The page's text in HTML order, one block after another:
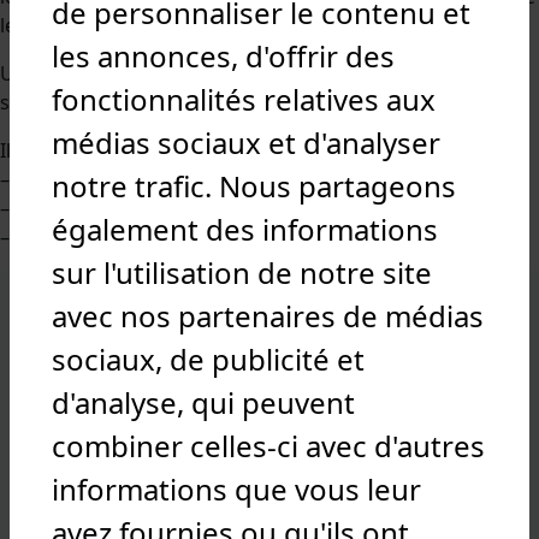
de personnaliser le contenu et
les annonces, d'offrir des
fonctionnalités relatives aux
médias sociaux et d'analyser
notre trafic. Nous partageons
également des informations
sur l'utilisation de notre site
avec nos partenaires de médias
sociaux, de publicité et
d'analyse, qui peuvent
combiner celles-ci avec d'autres
informations que vous leur
leur cursus est garanti.
Un référent mobilité accompagne les étudiants qui
souhaitent se positionner sur une période de césure.
Il existe plusieurs activités de césure :
– un engagement citoyen et bénévole
– des stages en entreprises
– une mobilité internationale
Nos campus en France
Amiens
Caen
Dijon
Lyon
Nancy
Nantes